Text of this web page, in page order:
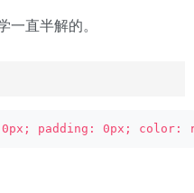
直半解的。
padding: 0px; color: